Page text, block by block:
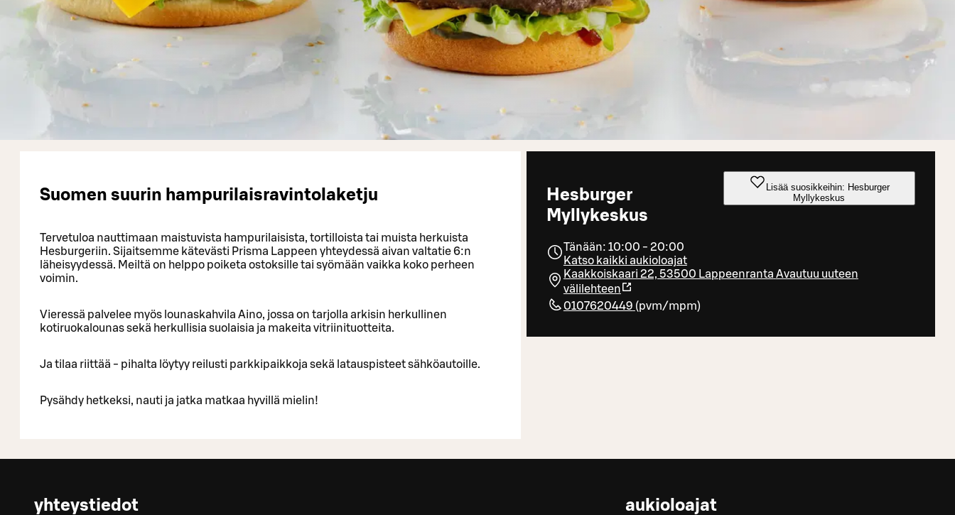
Hesburger
Myllykeskus
Lisää suosikkeihin: Hesburger
Myllykeskus
Tänään: 10:00 - 20:00
Katso kaikki aukioloajat
Kaakkoiskaari 22, 53500 Lappeenranta Avautuu uuteen
välilehteen
0107620449 (pvm/mpm)
Suomen suurin hampurilaisravintolaketju
Tervetuloa nauttimaan maistuvista hampurilaisista, tortilloista tai muista herkuista
Hesburgeriin. Sijaitsemme kätevästi Prisma Lappeen yhteydessä aivan valtatie 6:n
läheisyydessä. Meiltä on helppo poiketa ostoksille tai syömään vaikka koko perheen
voimin.
Vieressä palvelee myös lounaskahvila Aino, jossa on tarjolla arkisin herkullinen
kotiruokalounas sekä herkullisia suolaisia ja makeita vitriinituotteita.
Ja tilaa riittää - pihalta löytyy reilusti parkkipaikkoja sekä latauspisteet sähköautoille.
Pysähdy hetkeksi, nauti ja jatka matkaa hyvillä mielin!
yhteystiedot aukioloajat